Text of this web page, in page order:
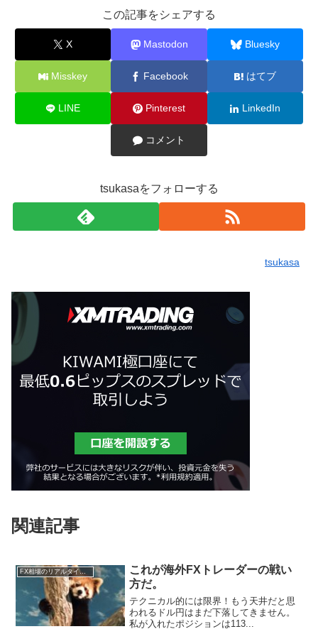
この記事をシェアする
X Mastodon Bluesky
Misskey Facebook はてブ
LINE Pinterest LinkedIn
コメント
tsukasaをフォローする
tsukasa
関連記事
FX相場のリアルタイム情報
これが海外FXトレーダーの戦い
方だ。
テクニカル的には限界！もう天井だと思
われるドル円はまだ下落してきません。
私が入れたポジションは113...